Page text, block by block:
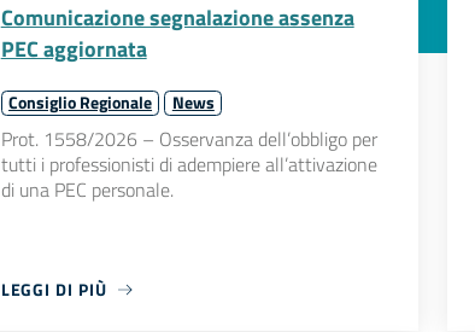
Comunicazione segnalazione assenza
PEC aggiornata
Consiglio Regionale News
Prot. 1558/2026 – Osservanza dell’obbligo per
tutti i professionisti di adempiere all’attivazione
di una PEC personale.
LEGGI DI PIÙ